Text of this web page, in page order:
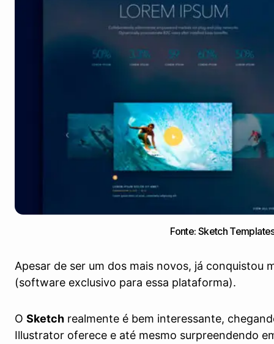
Fonte: Sketch
Apesar de ser um dos mais novos, já conquistou
(software exclusivo para essa plataforma).
O Sketch realmente é bem interessante,
Illustrator oferece e até mesmo surpreendendo